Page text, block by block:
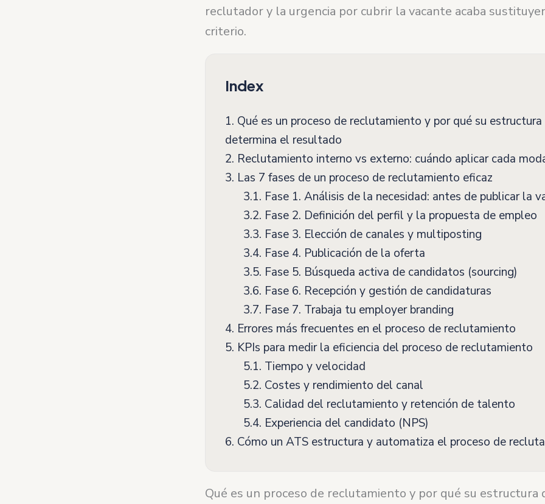
reclutador y la urgencia por cubrir la vacante acaba
criterio.
Index
1. Qué es un proceso de reclutamiento y por qué su estructura
determina el resultado
2. Reclutamiento interno vs externo: cuándo aplicar cada
3. Las 7 fases de un proceso de reclutamiento eficaz
3.1. Fase 1. Análisis de la necesidad: antes de publicar la
3.2. Fase 2. Definición del perfil y la propuesta de empleo
3.3. Fase 3. Elección de canales y multiposting
3.4. Fase 4. Publicación de la oferta
3.5. Fase 5. Búsqueda activa de candidatos (sourcing)
3.6. Fase 6. Recepción y gestión de candidaturas
3.7. Fase 7. Trabaja tu employer branding
4. Errores más frecuentes en el proceso de reclutamiento
5. KPIs para medir la eficiencia del proceso de reclutamiento
5.1. Tiempo y velocidad
5.2. Costes y rendimiento del canal
5.3. Calidad del reclutamiento y retención de talento
5.4. Experiencia del candidato (NPS)
6. Cómo un ATS estructura y automatiza el proceso de
Qué es un proceso de reclutamiento y por qué su estructura